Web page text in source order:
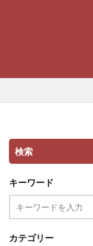
検索
キーワード
カテゴリー